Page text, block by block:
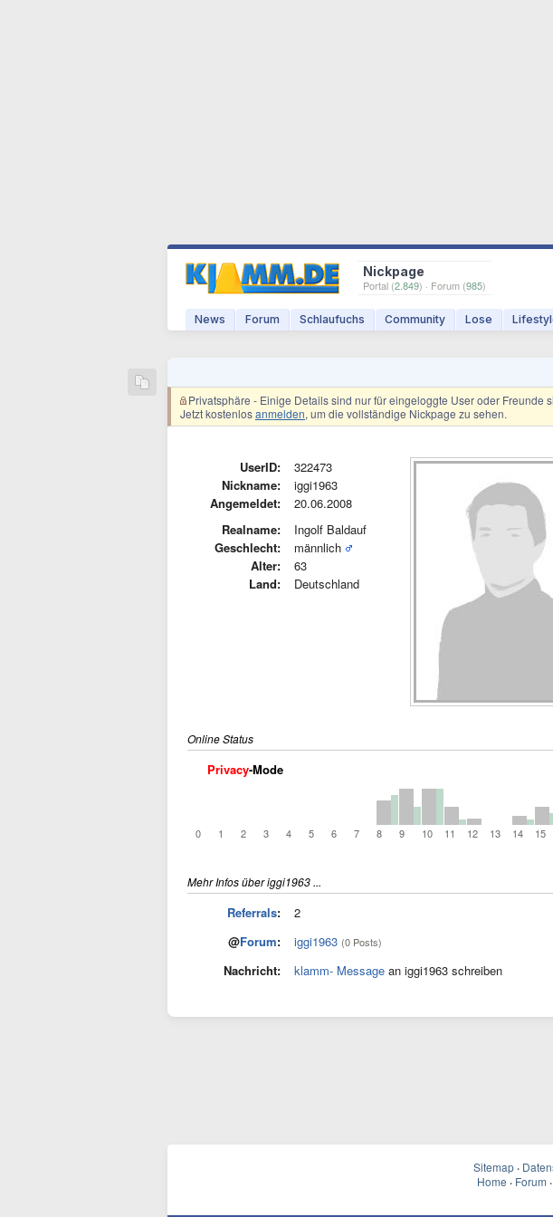
Nickpage
Portal (2.849) · Forum (985)
News Forum Schlaufuchs Community Lose
Privatsphäre - Einige Details sind nur für eingeloggte User oder Freunde
Jetzt kostenlosanmelden, um die vollständige Nickpage zu sehen.
UserID:
322473
Nickname:
iggi1963
Angemeldet:
20.06.2008
Realname:
Ingolf Baldauf
Geschlecht:
männlich
Alter:
63
Land:
Deutschland
Online Status
Privacy-Mode
0 1 2 3 4 5 6 7 8 9 10 11 12 13 14 15
Mehr Infos über iggi1963 ...
Referrals:
2
@Forum: iggi1963 (0 Posts)
Nachricht: klamm- Message an iggi1963 schreiben
Sitemap ·
Home · Forum ·